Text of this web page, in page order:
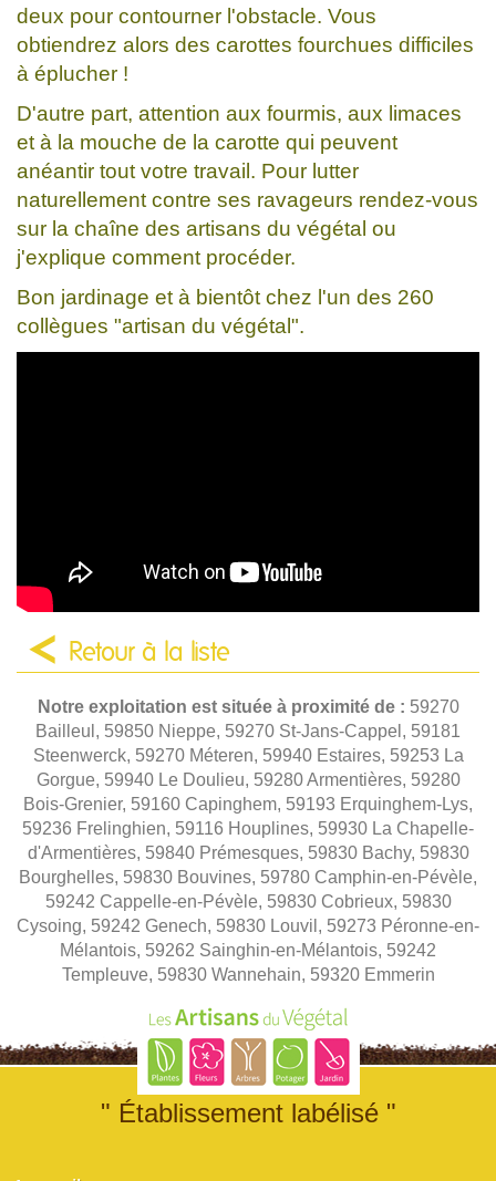
deux pour contourner l'obstacle. Vous
obtiendrez alors des carottes fourchues difficiles
à éplucher !
D'autre part, attention aux fourmis, aux limaces
et à la mouche de la carotte qui peuvent
anéantir tout votre travail. Pour lutter
naturellement contre ses ravageurs rendez-vous
sur la chaîne des artisans du végétal ou
j'explique comment procéder.
Bon jardinage et à bientôt chez l'un des 260
collègues "artisan du végétal".
Retour à la liste
Notre exploitation est située à proximité de : 59270
Bailleul, 59850 Nieppe, 59270 St-Jans-Cappel, 59181
Steenwerck, 59270 Méteren, 59940 Estaires, 59253 La
Gorgue, 59940 Le Doulieu, 59280 Armentières, 59280
Bois-Grenier, 59160 Capinghem, 59193 Erquinghem-Lys,
59236 Frelinghien, 59116 Houplines, 59930 La Chapelle-
d'Armentières, 59840 Prémesques, 59830 Bachy, 59830
Bourghelles, 59830 Bouvines, 59780 Camphin-en-Pévèle,
59242 Cappelle-en-Pévèle, 59830 Cobrieux, 59830
Cysoing, 59242 Genech, 59830 Louvil, 59273 Péronne-en-
Mélantois, 59262 Sainghin-en-Mélantois, 59242
Templeuve, 59830 Wannehain, 59320 Emmerin
" Établissement labélisé "